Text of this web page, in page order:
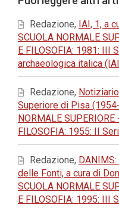
dell'articolo
Redazione, IAI, 1, a
SCUOLA NORMALE
E FILOSOFIA: 1981: III
archaeologica italica
Redazione,
Superiore di Pisa
NORMALE
FILOSOFIA: 1955: II
Redazione,
delle Fonti, a cura di
SCUOLA NORMALE
E FILOSOFIA: 1995: III